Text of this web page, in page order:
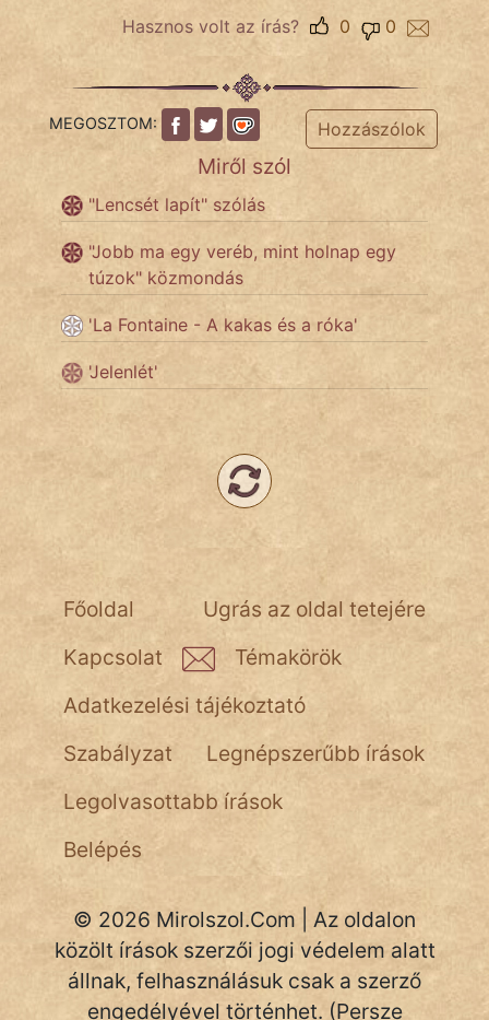
TÖRTÉNELEM
Népszerű szerzőink:
fantom
Hunor
Jób Gedeon
Láron Ádám
vörös ördög
NapHold
Név nélkül
pszichopati
szegény legény
Hoffer Botond
szemfüles
Hasznos volt az írás? 0
0
MEGOSZTOM: Hozzászólok
Miről szól
"Lencsét lapít" szólás
"Jobb ma egy veréb, mint holnap egy
túzok" közmondás
'La Fontaine - A kakas és a róka'
'Jelenlét'
Ugrás az oldal tetejére
Főoldal
Kapcsolat
Témakörök
Adatkezelési tájékoztató
Szabályzat
Legnépszerűbb írások
Legolvasottabb írások
Belépés
© 2026 Mirolszol.Com | Az oldalon
közölt írások szerzői jogi védelem alatt
állnak, felhasználásuk csak a szerző
engedélyével történhet. (Persze